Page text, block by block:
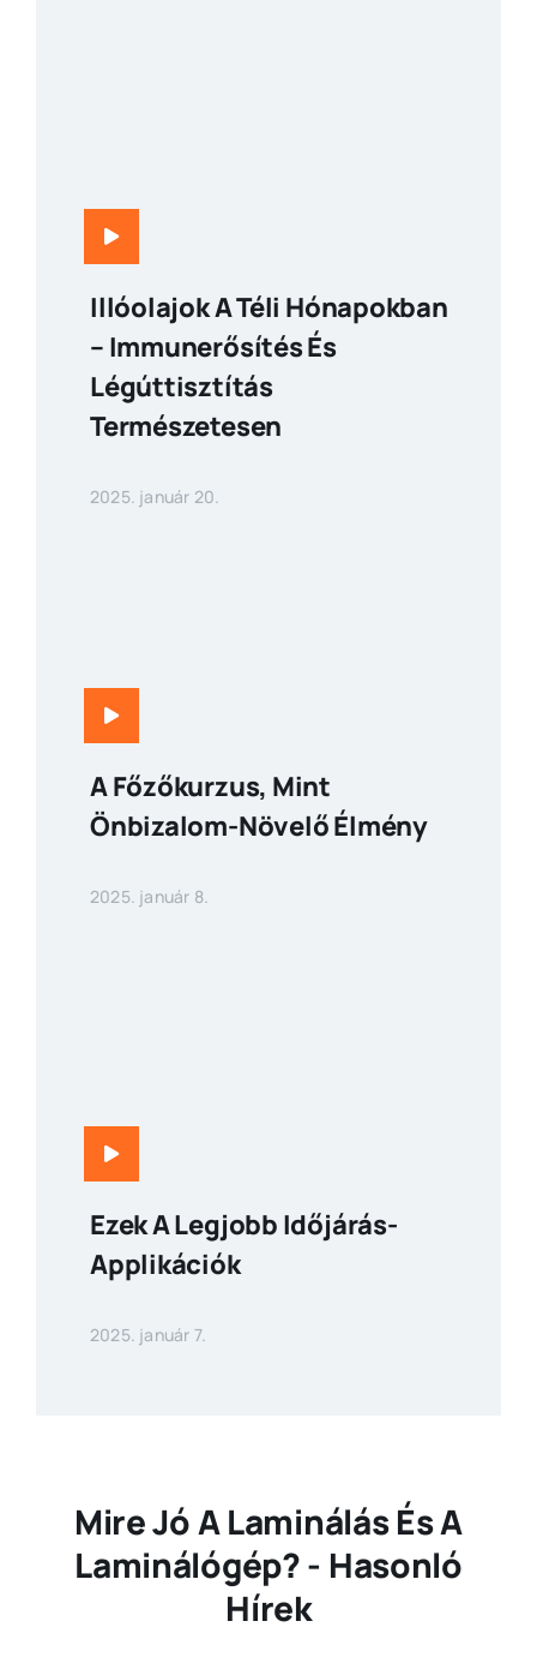
Illóolajok A Téli Hónapokban
– Immunerősítés És
Légúttisztítás
Természetesen
2025. január 20.
A Főzőkurzus, Mint
Önbizalom-Növelő Élmény
2025. január 8.
Ezek A Legjobb Időjárás-
Applikációk
2025. január 7.
Mire Jó A Laminálás És A
Laminálógép? - Hasonló
Hírek